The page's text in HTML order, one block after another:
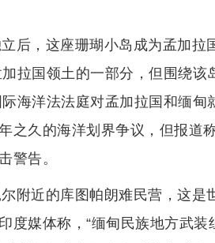
后，这座珊瑚小岛成为孟加拉
拉国领土的一部分，但围绕该
海洋法法庭对孟加拉国和缅甸
之久的海洋划界争议，但报道
警告。
附近的库图帕朗难民营，这是
媒体称，“缅甸民族地方武装